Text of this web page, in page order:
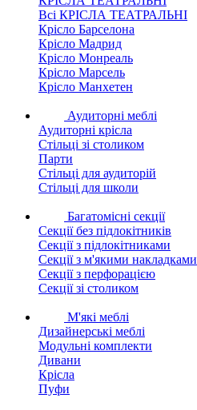
Всі КРІСЛА ТЕАТРАЛЬНІ
Крісло Барселона
Крісло Мадрид
Крісло Монреаль
Крісло Марсель
Крісло Манхетен
Аудиторні меблі
Аудиторні крісла
Стільці зі столиком
Парти
Стільці для аудиторій
Стільці для школи
Багатомісні секції
Секції без підлокітників
Секції з підлокітниками
Секції з м'якими накладками
Секції з перфорацією
Секції зі столиком
М'які меблі
Дизайнерські меблі
Модульні комплекти
Дивани
Крісла
Пуфи